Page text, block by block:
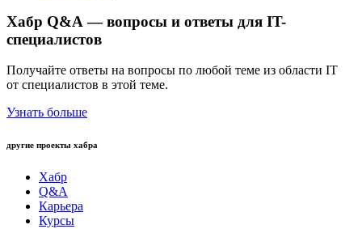
Хабр Q&A — вопросы и ответы для IT-
специалистов
Получайте ответы на вопросы по любой теме из области IT
от специалистов в этой теме.
Узнать больше
другие проекты хабра
Хабр
Q&A
Карьера
Курсы